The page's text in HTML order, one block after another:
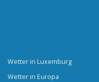
Wetter in Luxemburg
Wetter in Europa